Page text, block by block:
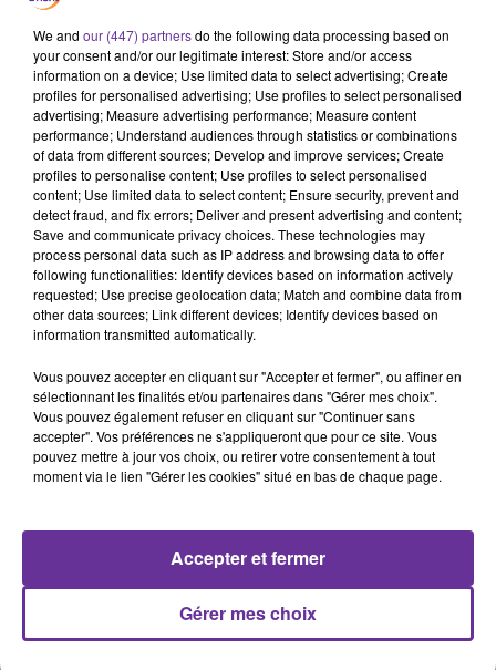
LA PLAYLIST
21h41
21h41
CAROLE SAMAHA
Rejii Albi 2017
21h37
21h37
ASMAA LEMNAWER
Andou Elzien 2017
21h33
21h33
EL FAIZ MOUNIR
Mirror 2021
ÉCOUTER
MOMENT
We and our (447) partnersdo the following data processing based on
your consent and/or our legitimate interest: Store and/or access
information on a device; Use limited data to select advertising; Create
profiles for personalised advertising; Use profiles to select personalised
advertising; Measure advertising performance; Measure content
performance; Understand audiences through statistics or combinations
of data from different sources; Develop and improve services; Create
profiles to personalise content; Use profiles to select personalised
content; Use limited data to select content; Ensure security, prevent and
detect fraud, and fix errors; Deliver and present advertising and content;
Save and communicate privacy choices. These technologies may
process personal data such as IP address and browsing data to offer
following functionalities: Identify devices based on information actively
requested; Use precise geolocation data; Match and combine data from
other data sources; Link different devices; Identify devices based on
information transmitted automatically.
Vous pouvez accepter en cliquant sur "Accepter et fermer", ou affiner en
sélectionnant les finalités et/ou partenaires dans "Gérer mes choix".
Vous pouvez également refuser en cliquant sur "Continuer sans
accepter". Vos préférences ne s'appliqueront que pour ce site. Vous
pouvez mettre à jour vos choix, ou retirer votre consentement à tout
moment via le lien "Gérer les cookies" situé en bas de chaque page.
Gérer mes choix
Accepter et fermer